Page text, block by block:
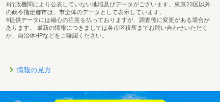
※行政機関により公表していない地域及びデータがございます。東京23区以外
の政令指定都市は、市全体のデータとして表示しています。
※提供データには細心の注意を払っておりますが、調査後に変更がある場合が
あります。 最新の情報につきましては各市区役所までお問い合わせいただく
か、自治体HPなどをご確認ください。
情報の見方